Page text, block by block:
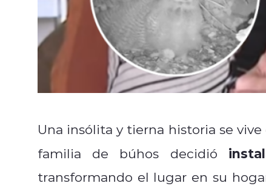
Una insólita y tierna historia se
familia de búhos decidió
transformando el lugar en su